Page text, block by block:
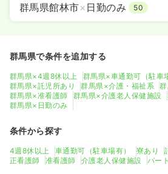
群馬県館林市× 日勤のみ 50
群馬県で条件を追加する
群馬県×4週8休以上 群馬県×車通勤可（駐車
群馬県×託児所あり
群馬県×介護・福祉系
群馬県×准看護師
群馬県×介護老人保健施設
群馬県×日勤のみ
条件から探す
4週8休以上 車通勤可（駐車場有） 寮あり
正看護師
准看護師 介護老人保健施設 パー